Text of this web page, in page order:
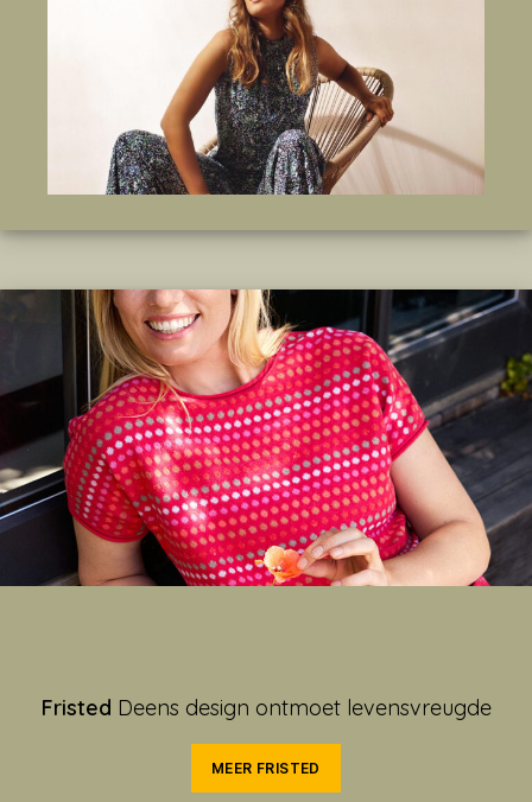
Fristed Deens design ontmoet levensvreugde
MEER FRISTED